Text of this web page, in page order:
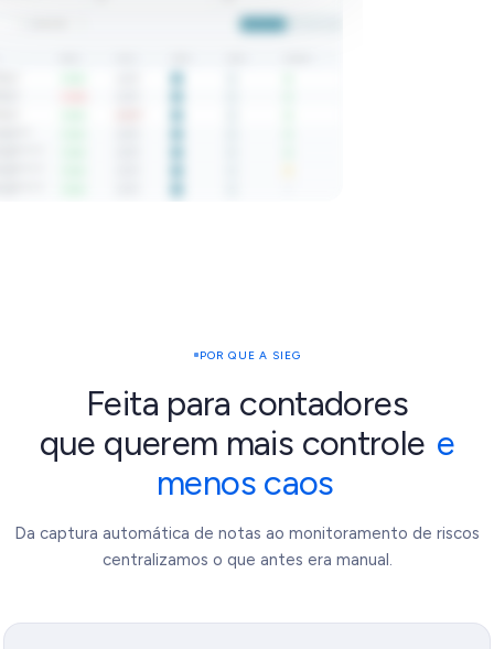
3 MEIs fora do regime
POR QUE A SIEG
Feita para contadores
que querem mais controle e
menos caos
Da captura automática de notas ao monitoramento de riscos
centralizamos o que antes era manual.